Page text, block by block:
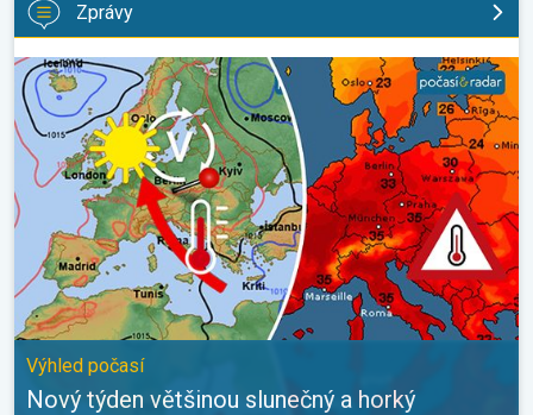
Zprávy
Nový týden většinou slunečný a horký. Výhled počasí. . .
Výhled počasí
Nový týden většinou slunečný a horký